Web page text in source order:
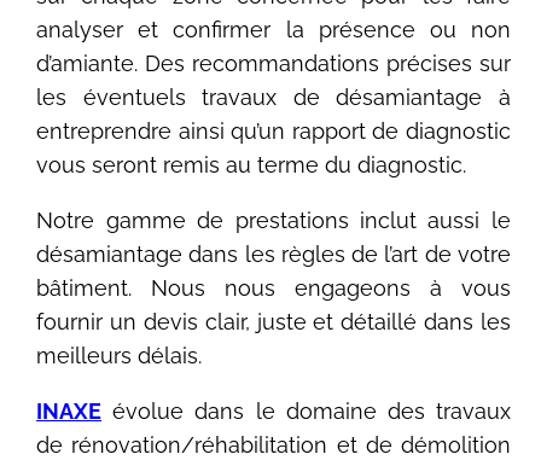
analyser et confirmer la présence ou non
d’amiante. Des recommandations précises sur
les éventuels travaux de désamiantage à
entreprendre ainsi qu’un rapport de diagnostic
vous seront remis au terme du diagnostic.
Notre gamme de prestations inclut aussi le
désamiantage dans les règles de l’art de votre
bâtiment. Nous nous engageons à vous
fournir un devis clair, juste et détaillé dans les
meilleurs délais.
INAXE évolue dans le domaine des travaux
de rénovation/réhabilitation et de démolition